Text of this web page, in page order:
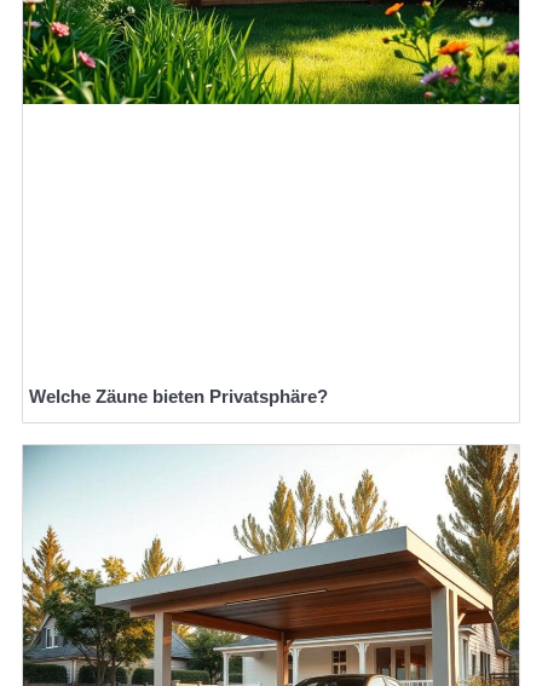
Welche Zäune bieten Privatsphäre?